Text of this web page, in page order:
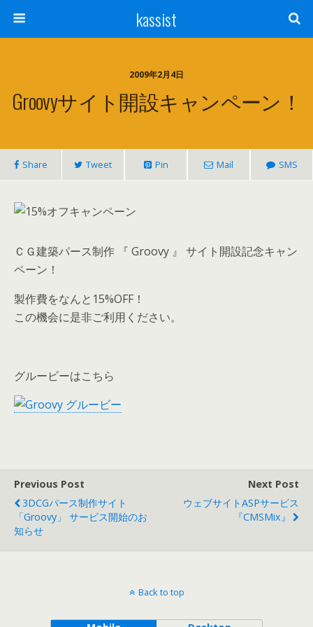
kassist
2009年2月4日
Groovyサイト開設キャンペーン！
Share Tweet Pin Mail SMS
ＣＧ建築パース制作 『 Groovy 』 サイト開設記念キャン
ペーン！
製作費をなんと15%OFF！
この機会に是非ご利用ください。
グルービーはこちら
Previous Post
3DCGパース制作サイト
「Groovy」 サービス開始のお
知らせ
Next Post
ウェブサイトASPサービス
『CMSMix』
Back to top